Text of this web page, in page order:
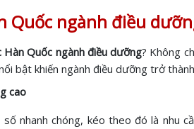
Quốc ngành điều
Hàn Quốc ngành điều dưỡng? Không
bật khiến ngành điều dưỡng trở
cao
nhanh chóng, kéo theo đó là nhu